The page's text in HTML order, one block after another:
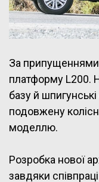
За
платформу L200.
базу й
подовжену
моделлю.
Розробка нової
завдяки